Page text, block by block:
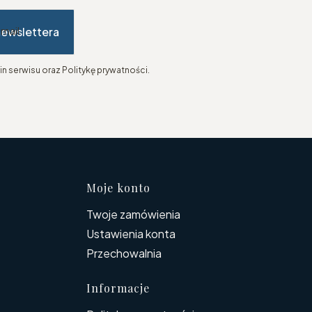
serwisu oraz Politykę prywatności.
Moje konto
Twoje zamówienia
Ustawienia konta
Przechowalnia
Informacje